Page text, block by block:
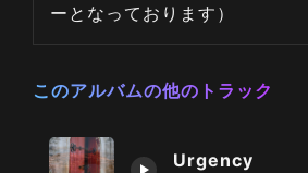
ーとなっております）
このアルバムの他のトラック
Urgency